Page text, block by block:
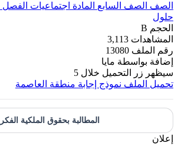
الصف الصف السابع المادة اجتماعيات الفصل
حلول
الحجم B
المشاهدات 3,113
رقم الملف 13080
إضافة بواسطة مايا
سيظهر زر التحميل خلال 5
تحميل الملف نموذج إجابة منطقة العاصمة
المطالبة بحقوق الملكية
إعلان